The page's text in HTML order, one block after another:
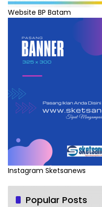
Website BP Batam
Instagram Sketsanews
Popular Posts